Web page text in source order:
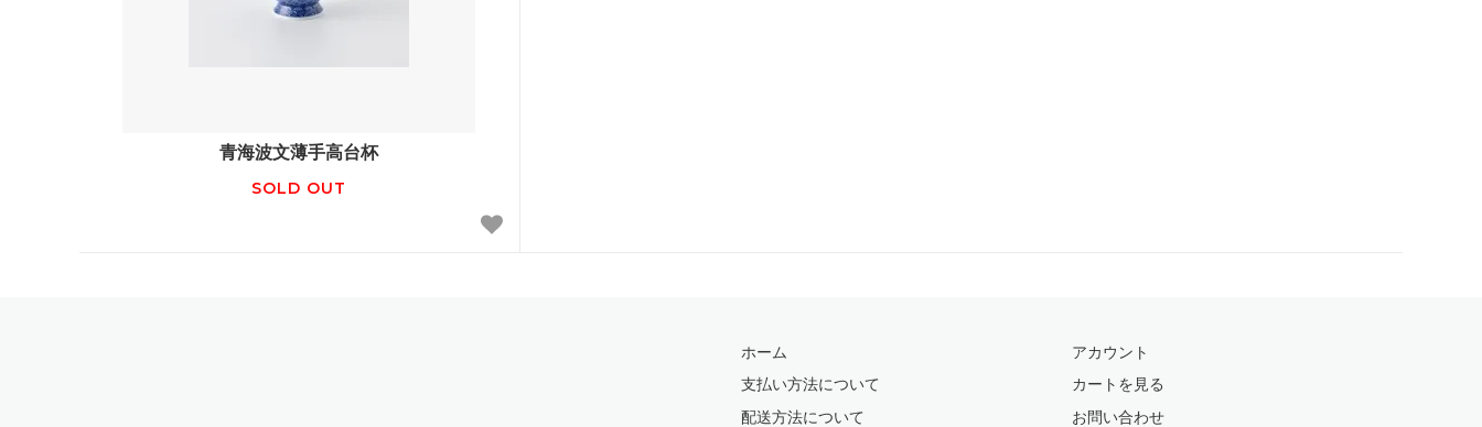
青海波文薄手高台杯
SOLD OUT
ホーム
支払い方法について
配送方法について
アカウント
カートを見る
お問い合わせ